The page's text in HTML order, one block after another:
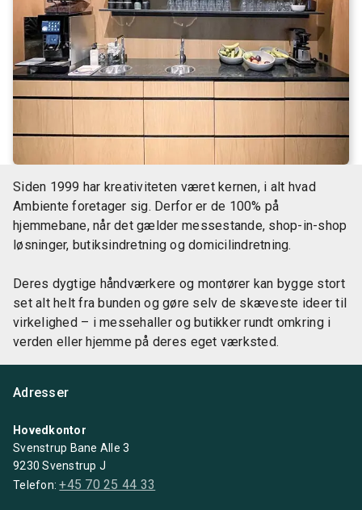
Siden 1999 har kreativiteten været kernen, i alt hvad
Ambiente foretager sig. Derfor er de 100% på
hjemmebane, når det gælder messestande, shop-in-shop
løsninger, butiksindretning og domicilindretning.
Deres dygtige håndværkere og montører kan bygge stort
set alt helt fra bunden og gøre selv de skæveste ideer til
virkelighed – i messehaller og butikker rundt omkring i
verden eller hjemme på deres eget værksted.
Adresser
Hovedkontor
Svenstrup Bane Alle 3
9230 Svenstrup J
Telefon:+45 70 25 44 33